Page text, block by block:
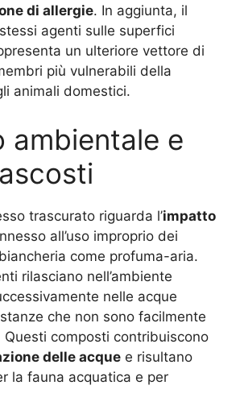
di allergie. In aggiunta, il
agenti sulle superfici
un ulteriore vettore di
più vulnerabili della
animali domestici.
ambientale e
trascurato riguarda l’impatto
all’uso improprio dei
come profuma-aria.
rilasciano nell’ambiente
nelle acque
che non sono facilmente
composti contribuiscono
delle acque e risultano
la fauna acquatica e per